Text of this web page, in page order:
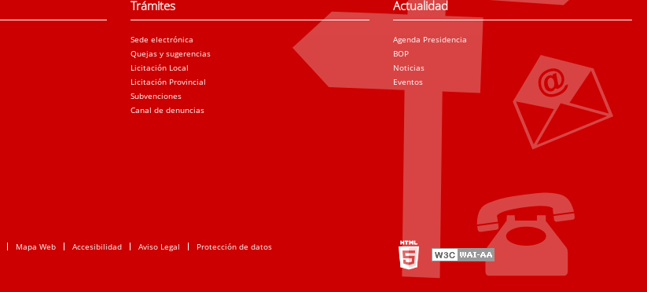
Trámites
Sede electrónica
Quejas y sugerencias
Licitación Local
Licitación Provincial
Subvenciones
Canal de denuncias
Actualidad
Agenda Presidencia
BOP
Noticias
Eventos
Mapa Web Accesibilidad Aviso Legal Protección de datos